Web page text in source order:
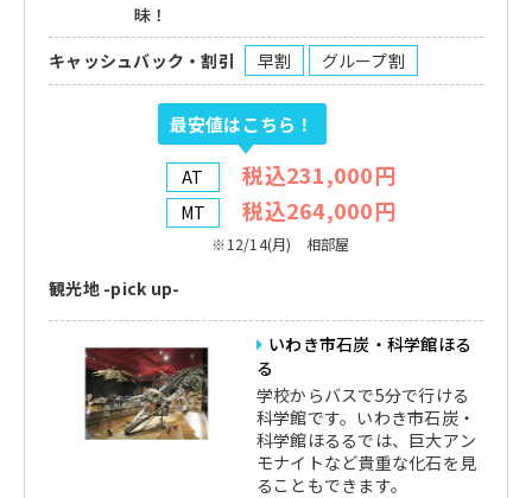
昧！
キャッシュバック・割引
早割 グループ割
最安値はこちら！
AT 税込231,000円
MT 税込264,000円
※12/14(月) 相部屋
観光地 -pick up-
いわき市石炭・科学館ほる
る
学校からバスで5分で行ける
科学館です。いわき市石炭・
科学館ほるるでは、巨大アン
モナイトなど貴重な化石を見
ることもできます。